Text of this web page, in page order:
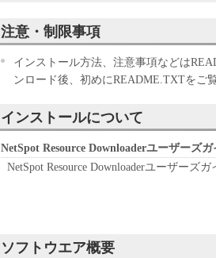
場合、「本ソフトウェア」を使用するこ
許諾
キヤノンは、お客様が「キヤ
コンピュータ（以下「指定機
トウェア」を使用（本契約書
ピュータの記憶媒体上にイン
において表示すること、アク
いずれも含むものとします。
お客様は、また「指定機器」
ピュータ上で、かかるコンピ
ア」を使用させることができ
注意・制限事項
インストール方法、注意事項などは
ンロード後、初めにREADME.TXTをご
インストールについて
NetSpot Resource Downloaderユーザーズガ
NetSpot Resource Downloaderユーザーズ
ソフトウエア概要